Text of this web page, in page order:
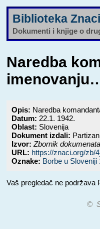
Biblioteka Znaci
Dokumenti i knjige o
Naredba
Opis: Naredba
Datum: 22.1. 1942.
Oblast: Slovenija
Dokument izdali:
Izvor: Zbornik
URL: https://znaci.org/zb/
Oznake: Borbe u Sloveniji
Vaš pregledač ne podržava
©